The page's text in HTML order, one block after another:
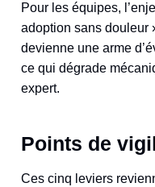
Pour les équipes,
adoption sans douleur
devienne une arme
ce qui dégrade
expert.
Points de
Ces cinq leviers